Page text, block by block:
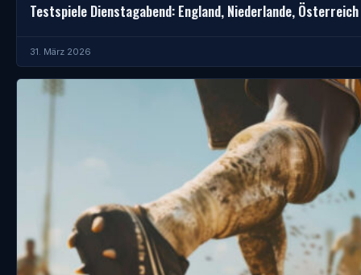
Testspiele Dienstagabend: England, Niederlande,
31. März 2026